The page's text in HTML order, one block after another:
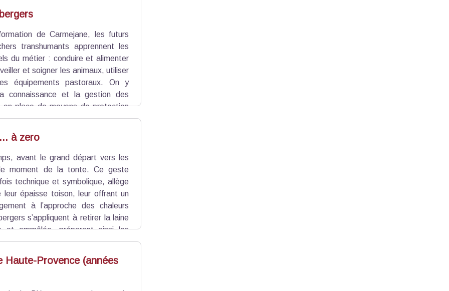
laine sur le dos !
de Carmejane, les futurs
transhumants apprennent les
du métier : conduire et alimenter
et soigner les animaux, utiliser
équipements pastoraux. On y
connaissance et la gestion des
en place de moyens de protection
et de déplacement des
quotidienne dans des conditions
économiques locales et à
à zero
avant le grand départ vers les
moment de la tonte. Ce geste
technique et symbolique, allège
leur épaisse toison, leur offrant un
à l’approche des chaleurs
s’appliquent à retirer la laine
et emmêlée, préparant ainsi les
pratique, la tonte est aussi un
de rencontre, d’entraide et de
de gestes partagés.
Haute-Provence (années